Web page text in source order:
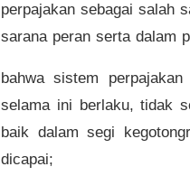
perpajakan sebagai salah
sarana peran serta dalam
bahwa sistem
selama ini berlaku, tidak
baik dalam segi
dicapai;